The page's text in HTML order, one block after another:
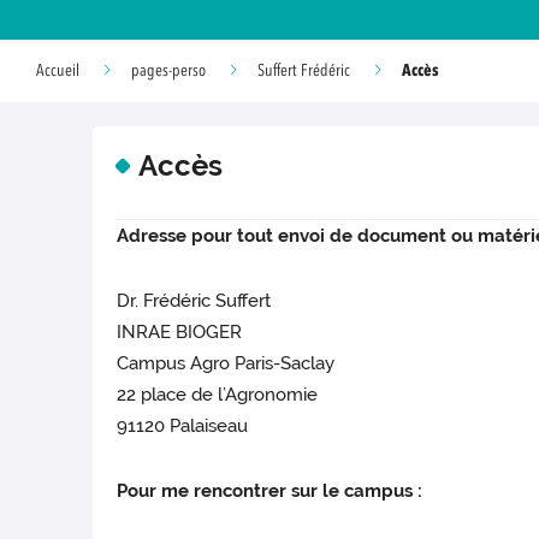
Accueil pages-perso Suffert Frédéric Accès
Accès
Adresse pour tout envoi de document ou
Dr. Frédéric Suffert
INRAE BIOGER
Campus Agro Paris-Saclay
22 place de l’Agronomie
91120 Palaiseau
Pour me rencontrer sur le campus :